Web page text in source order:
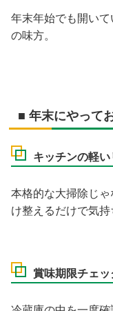
年末年始でも開い
の味方。
■ 年末にやって
キッチンの軽い
本格的な大掃除じ
け整えるだけで気持
賞味期限チェッ